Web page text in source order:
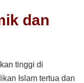
dan
tinggi di
Islam tertua dan